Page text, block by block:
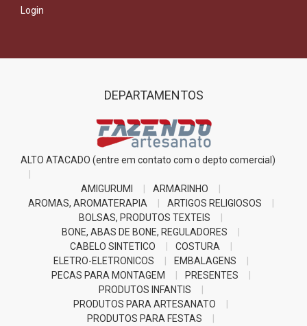
Login
DEPARTAMENTOS
ALTO ATACADO (entre em contato com o depto comercial)
AMIGURUMI
ARMARINHO
AROMAS, AROMATERAPIA
ARTIGOS RELIGIOSOS
BOLSAS, PRODUTOS TEXTEIS
BONE, ABAS DE BONE, REGULADORES
CABELO SINTETICO
COSTURA
ELETRO-ELETRONICOS
EMBALAGENS
PECAS PARA MONTAGEM
PRESENTES
PRODUTOS INFANTIS
PRODUTOS PARA ARTESANATO
PRODUTOS PARA FESTAS